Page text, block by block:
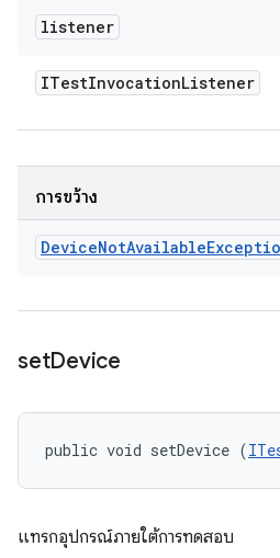
listener
ITestInvocationListener
การขว้าง
DeviceNotAvailable
setDevice
public void setDevice (
แทรกอุปกรณ์ภายใต้การทดสอบ